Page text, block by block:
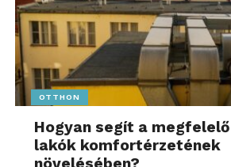
OTTHON
Hogyan segít a
lakók komfortérzetének
növelésében?